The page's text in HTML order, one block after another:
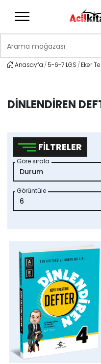
Anasayfa 5-6-7 LGS Eker
DINLENDIREN
FILTRELER
Göre sırala
Görüntüle